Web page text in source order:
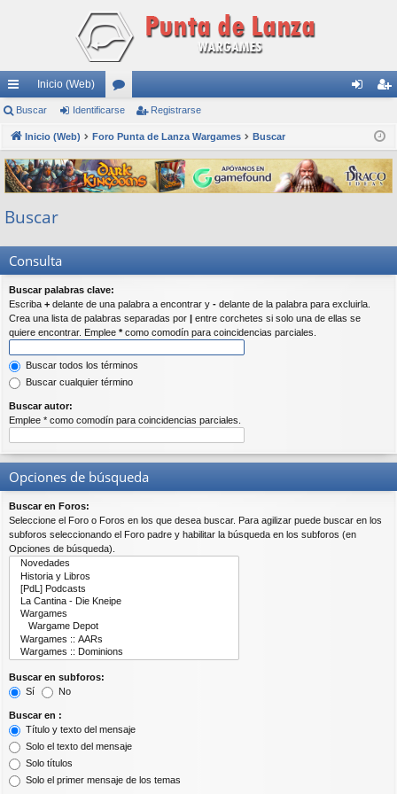
nl
ac
es
rá
pi
do
Inicio (Web)
or
os
fic
ar
ist
ra
rs
Buscar Identificarse Registrarse
Inicio (Web) Foro Punta de Lanza Wargames Buscar
Buscar
Consulta
Buscar palabras clave:
Escriba + delante de una palabra a encontrar y - delante de la palabra para excluirla.
Crea una lista de palabras separadas por
entre corchetes si solo una de ellas se
quiere encontrar. Emplee *como comodín para coincidencias parciales.
Buscar todos los términos
Buscar cualquier término
Buscar autor:
Emplee * como comodín para coincidencias parciales.
Opciones de búsqueda
Buscar en Foros:
Seleccione el Foro o Foros en los que desea buscar. Para agilizar puede buscar en los
subforos seleccionando el Foro padre y habilitar la búsqueda en los subforos (en
Opciones de búsqueda).
Buscar en subforos:
Sí
No
Buscar en :
Título y texto del mensaje
Solo el texto del mensaje
Solo títulos
Solo el primer mensaje de los temas